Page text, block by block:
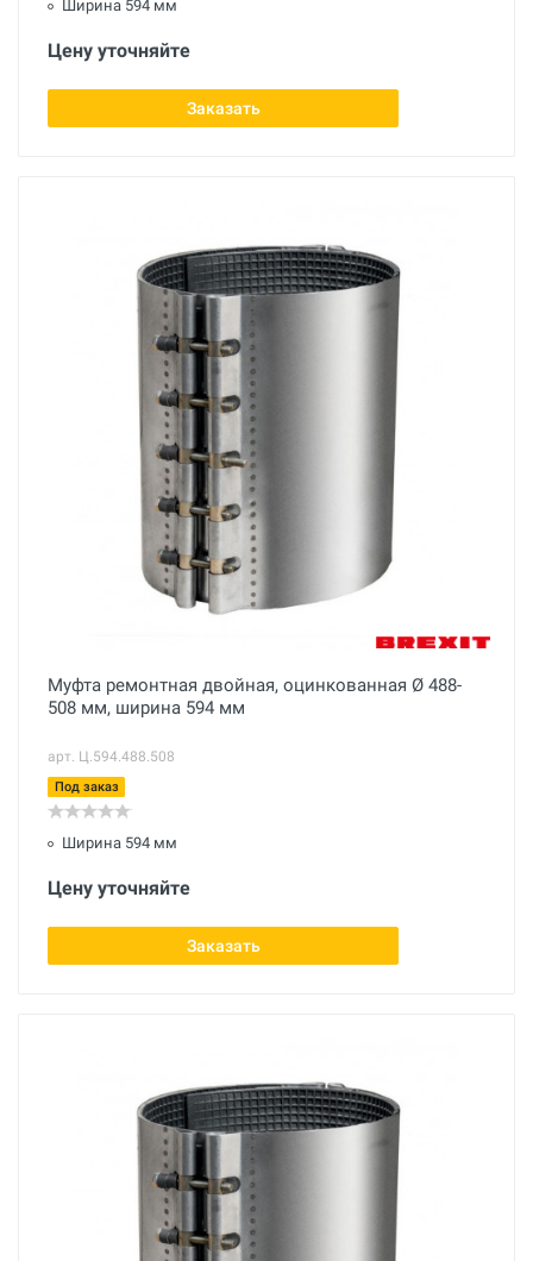
Ширина 594 мм
Цену уточняйте
Заказать
Муфта ремонтная двойная, оцинкованная Ø 488-
508 мм, ширина 594 мм
арт. Ц.594.488.508
Под заказ
Ширина 594 мм
Цену уточняйте
Заказать